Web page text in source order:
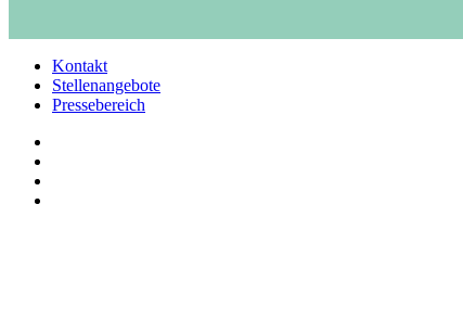
Kontakt
Stellenangebote
Pressebereich